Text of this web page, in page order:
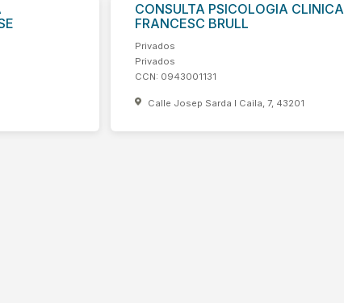
CONSULTA PSICOLOGIA CLINICA
FRANCESC BRULL
Privados
Privados
CCN: 0943001131
Calle Josep Sarda I Caila, 7, 43201